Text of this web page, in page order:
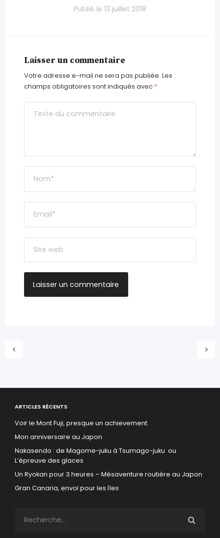
Publié le 13 juillet 2018
Laisser un commentaire
Votre adresse e-mail ne sera pas publiée. Les
champs obligatoires sont indiqués avec *
ARTICLES RÉCENTS
Voir le Mont Fuji, presque un achievement
Mon anniversaire au Japon
Nakasendo : de Magome-juku à Tsumago-juku ou
L’épreuve des glaces
Un Ryokan pour 3 heures – Mésaventure routière au Japon
Gran Canaria, envol pour les îles